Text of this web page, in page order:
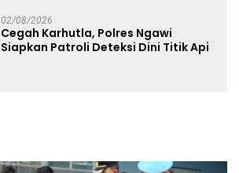
02/08/2026
Cegah Karhutla, Polres Ngawi
Siapkan Patroli Deteksi Dini Titik Api